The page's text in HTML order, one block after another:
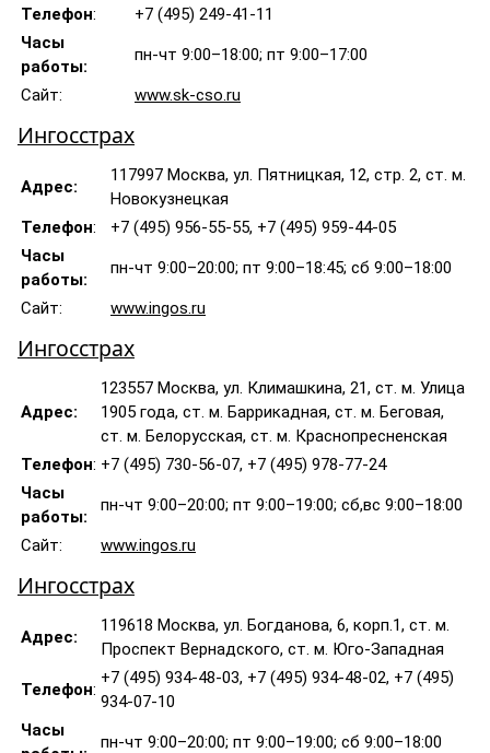
Телефон:
+7 (495) 249-41-11
Часы
работы:
пн-чт 9:00–18:00; пт 9:00–17:00
Сайт: www.sk-cso.ru
Ингосстрах
Адрес:
117997 Москва, ул. Пятницкая, 12, стр. 2, ст. м.
Новокузнецкая
Телефон:
+7 (495) 956-55-55, +7 (495) 959-44-05
Часы
работы:
пн-чт 9:00–20:00; пт 9:00–18:45; сб 9:00–18:00
Сайт: www.ingos.ru
Ингосстрах
Адрес:
123557 Москва, ул. Климашкина, 21, ст. м. Улица
1905 года, ст. м. Баррикадная, ст. м. Беговая,
ст. м. Белорусская, ст. м. Краснопресненская
Телефон: +7 (495) 730-56-07, +7 (495) 978-77-24
Часы
работы:
пн-чт 9:00–20:00; пт 9:00–19:00; сб,вс 9:00–18:00
Сайт: www.ingos.ru
Ингосстрах
Адрес:
119618 Москва, ул. Богданова, 6, корп.1, ст. м.
Проспект Вернадского, ст. м. Юго-Западная
Телефон:
+7 (495) 934-48-03, +7 (495) 934-48-02, +7 (495)
934-07-10
Часы
пн-чт 9:00–20:00; пт 9:00–19:00; сб 9:00–18:00